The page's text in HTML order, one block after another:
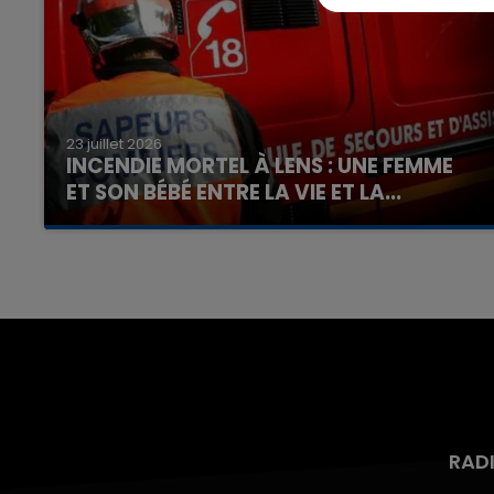
23 juillet 2026
INCENDIE MORTEL À LENS : UNE FEMME
ET SON BÉBÉ ENTRE LA VIE ET LA...
Un homme s'est immolé par le feu après avoir